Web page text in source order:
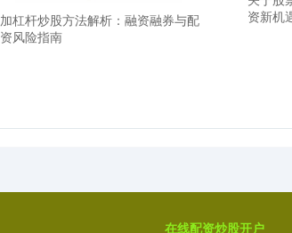
加杠杆炒股方法解析：融资融券与配
资风险指南
资新机
在线配资炒股开户